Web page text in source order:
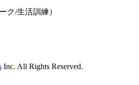
ク/生活訓練）
Inc. All Rights Reserved.